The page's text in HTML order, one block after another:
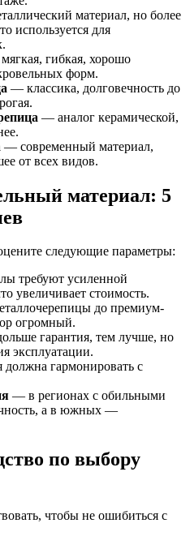
материал, но более
используется для
гибкая, хорошо
форм.
— классика, долговечность до
— аналог керамической,
— современный материал,
от всех видов.
материал: 5
следующие параметры:
требуют усиленной
увеличивает стоимость.
до премиум-
огромный.
гарантия, тем лучше, но
эксплуатации.
гармонировать с
— в регионах с обильными
а в южных —
по выбору
чтобы не ошибиться с